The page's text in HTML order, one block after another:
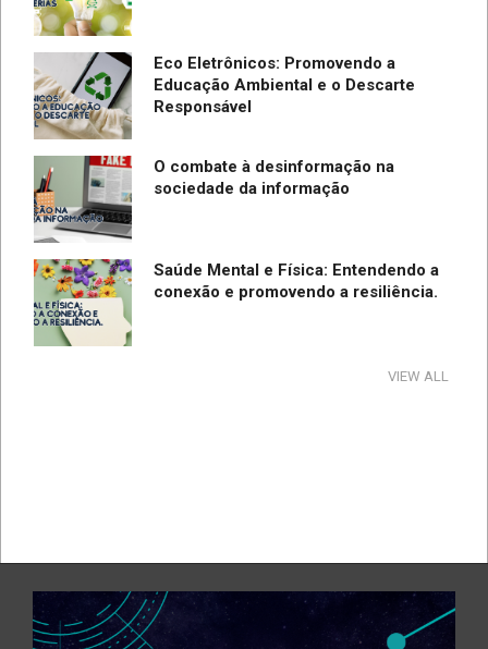
Eco Eletrônicos: Promovendo a
Educação Ambiental e o Descarte
Responsável
O combate à desinformação na
sociedade da informação
Saúde Mental e Física: Entendendo a
conexão e promovendo a resiliência.
Tecnologia e Direito na Sociedade da
na cultura e na sociedade no período
de pandemia e pós-pandemia
VIEW ALL